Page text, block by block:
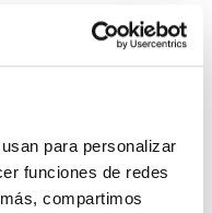
para personalizar
funciones de redes
compartimos